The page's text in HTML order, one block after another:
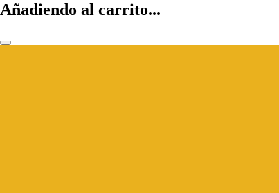
Añadiendo al carrito...